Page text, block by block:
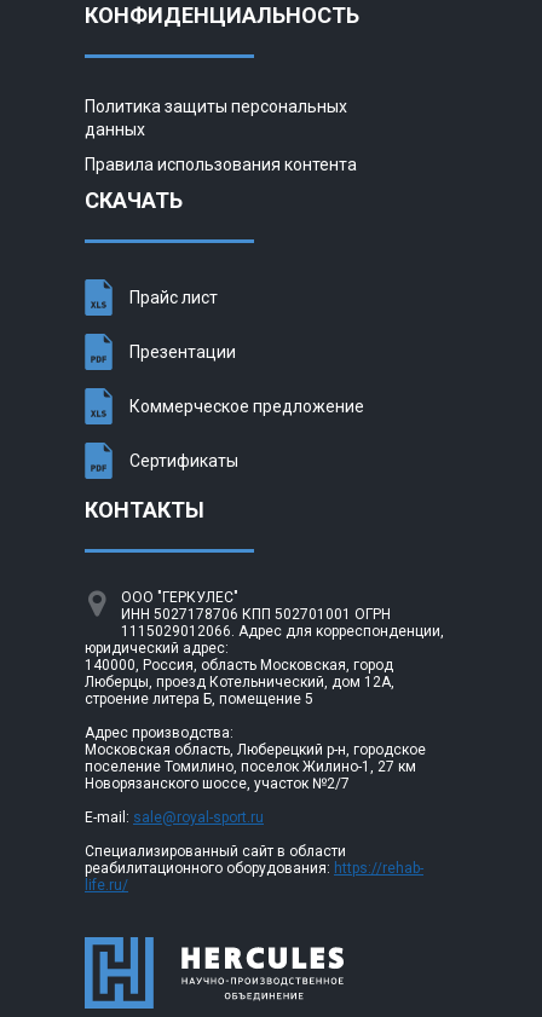
КОНФИДЕНЦИАЛЬНОСТЬ
Политика защиты персональных
данных
Правила использования контента
СКАЧАТЬ
Прайс лист
Презентации
Коммерческое предложение
Сертификаты
КОНТАКТЫ
ООО "ГЕРКУЛЕС"
ИНН 5027178706 КПП 502701001 ОГРН
1115029012066. Адрес для корреспонденции,
юридический адрес:
140000, Россия, область Московская, город
Люберцы, проезд Котельнический, дом 12А,
строение литера Б, помещение 5
Адрес производства:
Московская область, Люберецкий р-н, городское
поселение Томилино, поселок Жилино-1, 27 км
Новорязанского шоссе, участок №2/7
E-mail: sale@royal-sport.ru
Специализированный сайт в области
реабилитационного оборудования: https://rehab-
life.ru/